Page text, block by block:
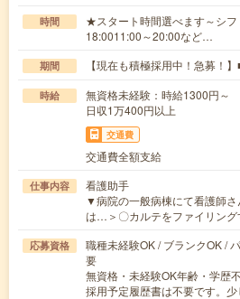
時間
★スタート時間選べます～シ
18:0011:00～20:00など…
期間 【現在も積極採用中！急募！
時給
無資格未経験：時給1300円
日収1万400円以上
交通費
交通費全額支給
仕事内容
看護助手
▼病院の一般病棟にて看護師
は…＞〇カルテをファイリン
応募資格
職種未経験OK / ブランクOK /
要
無資格・未経験OK年齢・学
採用予定履歴書は不要です。